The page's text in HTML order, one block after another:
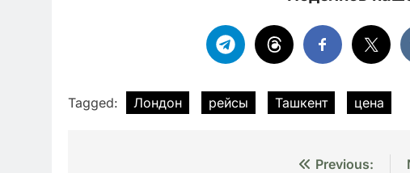
Tagged: Лондон рейсы Ташкент цена
Previous: